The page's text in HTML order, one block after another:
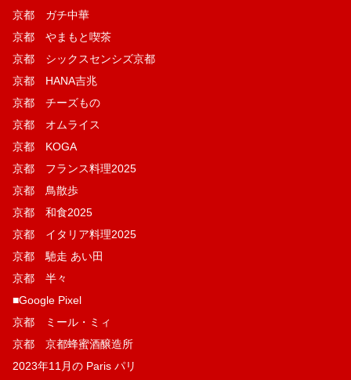
京都 ガチ中華
京都 やまもと喫茶
京都 シックスセンシズ京都
京都 HANA吉兆
京都 チーズもの
京都 オムライス
京都 KOGA
京都 フランス料理2025
京都 鳥散歩
京都 和食2025
京都 イタリア料理2025
京都 馳走 あい田
京都 半々
■Google Pixel
京都 ミール・ミィ
京都 京都蜂蜜酒醸造所
2023年11月の Paris パリ